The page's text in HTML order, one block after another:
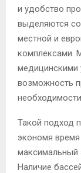
и удобство
выделяются
местной и
комплексами.
медицинскими
возможность
Такой подход
экономя
максимальный
Наличие